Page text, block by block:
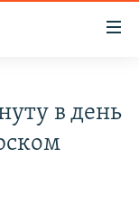
в день